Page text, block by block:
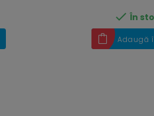
 În
Adaugă